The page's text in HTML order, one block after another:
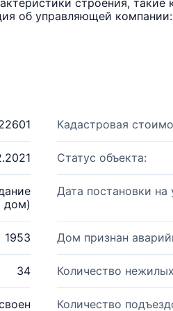
строения, такие
об управляющей
Кадастровая
Статус объекта:
дом)
Дата постановки на
1953 Дом признан
34 Количество
Количество